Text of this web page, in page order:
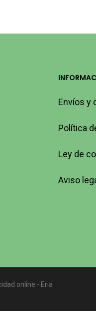
Envíos y
Política
Ley de
Aviso
online - Eria